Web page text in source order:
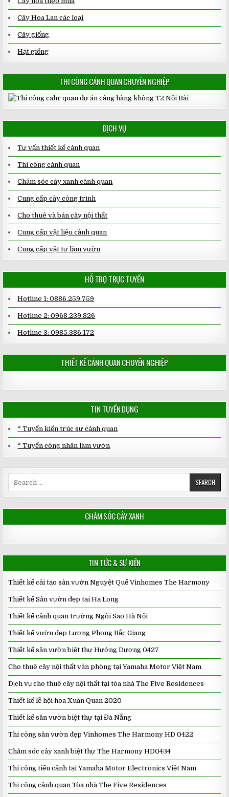
Cây Hoa Lan các loại
Cây giống
Hạt giống
THI CÔNG CẢNH QUAN CHUYÊN NGHIỆP
DỊCH VỤ
Tư vấn thiết kế cảnh quan
Thi công cảnh quan
Chăm sóc cây xanh cảnh quan
Cung cấp cây công trình
Cho thuê và bán cây nội thất
Cung cấp vật liệu cảnh quan
Cung cấp vật tư làm vườn
HỖ TRỢ TRỰC TUYẾN
Hotline 1: 0886.259.759
Hotline 2: 0968.239.826
Hotline 3: 0985.386.172
THIẾT KẾ CẢNH QUAN CHUYÊN NGHIỆP
TIN TUYỂN DỤNG
* Tuyển kiến trúc sư cảnh quan
* Tuyển công nhân làm vườn
CHĂM SÓC CÂY XANH
TIN TỨC & SỰ KIỆN
Thiết kế cải tạo sân vườn Nguyệt Quế Vinhomes The Harmony
Thiết kế Sân vườn đẹp tại Hạ Long
Thiết kế cảnh quan trường Ngôi Sao Hà Nội
Thiết kế vườn đẹp Lương Phong Bắc Giang
Thiết kế sân vườn biệt thự Hướng Dương 0427
Cho thuê cây nội thất văn phòng tại Yamaha Motor Việt Nam
Dịch vụ cho thuê cây nội thất tại tòa nhà The Five Residences
Thiết kế lễ hội hoa Xuân Quan 2020
Thiết kế sân vườn biệt thự tại Đà Nẵng
Thi công sân vườn đẹp Vinhomes The Harmony HD 0422
Chăm sóc cây xanh biệt thự The Harmony HD0434
Thi công tiểu cảnh tại Yamaha Motor Electronics Việt Nam
Thi công cảnh quan Tòa nhà The Five Residences